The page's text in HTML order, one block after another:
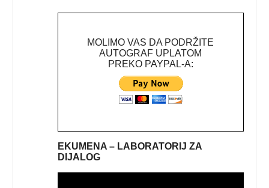
MOLIMO VAS DA PODRŽITE
AUTOGRAF UPLATOM
PREKO PAYPAL-A:
EKUMENA – LABORATORIJ ZA
DIJALOG